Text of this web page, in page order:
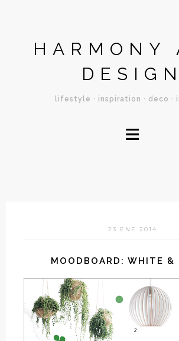
HARMONY
DESIGN
lifestyle · inspiration · deco ·
≡
23 ENE 2014
MOODBOARD: WHITE &